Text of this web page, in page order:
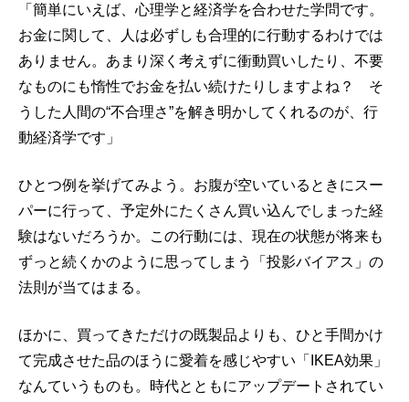
「簡単にいえば、心理学と経済学を合わせた学問です。
お金に関して、人は必ずしも合理的に行動するわけでは
ありません。あまり深く考えずに衝動買いしたり、不要
なものにも惰性でお金を払い続けたりしますよね？ そ
うした人間の“不合理さ”を解き明かしてくれるのが、行
動経済学です」
ひとつ例を挙げてみよう。お腹が空いているときにスー
パーに行って、予定外にたくさん買い込んでしまった経
験はないだろうか。この行動には、現在の状態が将来も
ずっと続くかのように思ってしまう「投影バイアス」の
法則が当てはまる。
ほかに、買ってきただけの既製品よりも、ひと手間かけ
て完成させた品のほうに愛着を感じやすい「IKEA効果」
なんていうものも。時代とともにアップデートされてい